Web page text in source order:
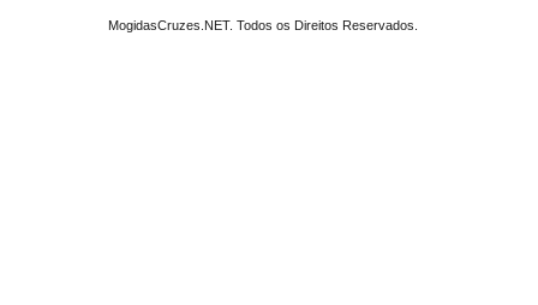
MogidasCruzes.NET. Todos os Direitos Reservados.